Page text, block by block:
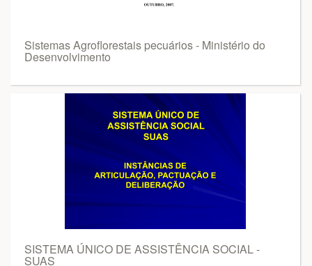
Sistemas Agroflorestais pecuários - Ministério do
Desenvolvimento
SISTEMA ÚNICO DE ASSISTÊNCIA SOCIAL -
SUAS